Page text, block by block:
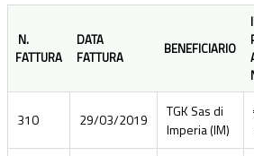
N.
FATTURA
DATA
FATTURA
BENEFICIARIO
310 29/03/2019
TGK Sas di
Imperia (IM)